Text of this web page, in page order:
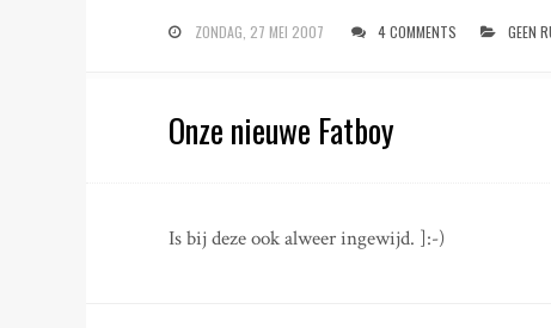
ZONDAG, 27 MEI 2007 4 COMMENTS GEEN
Onze nieuwe Fatboy
Is bij deze ook alweer ingewijd. ]:-)